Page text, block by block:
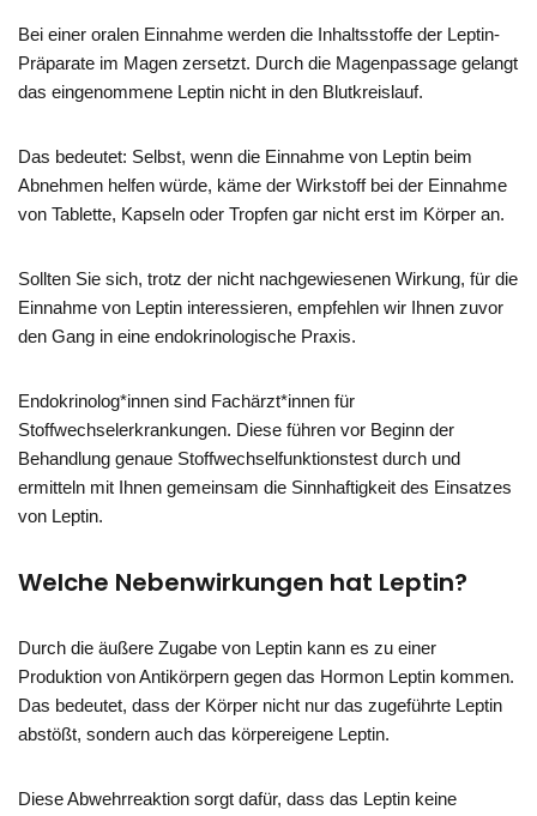
Bei einer oralen Einnahme werden die Inhaltsstoffe der Leptin-
Präparate im Magen zersetzt. Durch die Magenpassage gelangt
das eingenommene Leptin nicht in den Blutkreislauf.
Das bedeutet: Selbst, wenn die Einnahme von Leptin beim
Abnehmen helfen würde, käme der Wirkstoff bei der Einnahme
von Tablette, Kapseln oder Tropfen gar nicht erst im Körper an.
Sollten Sie sich, trotz der nicht nachgewiesenen Wirkung, für die
Einnahme von Leptin interessieren, empfehlen wir Ihnen zuvor
den Gang in eine endokrinologische Praxis.
Endokrinolog*innen sind Fachärzt*innen für
Stoffwechselerkrankungen. Diese führen vor Beginn der
Behandlung genaue Stoffwechselfunktionstest durch und
ermitteln mit Ihnen gemeinsam die Sinnhaftigkeit des Einsatzes
von Leptin.
Welche Nebenwirkungen hat Leptin?
Durch die äußere Zugabe von Leptin kann es zu einer
Produktion von Antikörpern gegen das Hormon Leptin kommen.
Das bedeutet, dass der Körper nicht nur das zugeführte Leptin
abstößt, sondern auch das körpereigene Leptin.
Diese Abwehrreaktion sorgt dafür, dass das Leptin keine